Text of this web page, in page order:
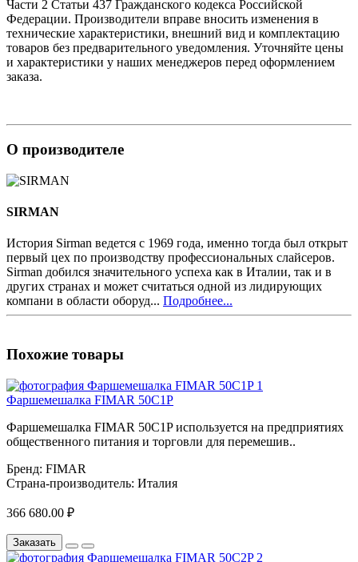
Части 2 Статьи 437 Гражданского кодекса Российской
Федерации. Производители вправе вносить изменения в
технические характеристики, внешний вид и комплектацию
товаров без предварительного уведомления. Уточняйте цены
и характеристики у наших менеджеров перед оформлением
заказа.
О производителе
SIRMAN
История Sirman ведется с 1969 года, именно тогда был открыт
первый цех по производству профессиональных слайсеров.
Sirman добился значительного успеха как в Италии, так и в
других странах и может считаться одной из лидирующих
компани в области оборуд... Подробнее...
Похожие товары
Фаршемешалка FIMAR 50C1P
Фаршемешалка FIMAR 50C1P используется на предприятиях
общественного питания и торговли для перемешив..
Бренд: FIMAR
Страна-производитель: Италия
366 680.00 ₽
Заказать